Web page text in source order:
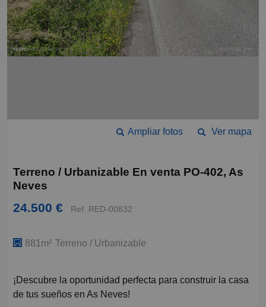
Ver mapa
Ampliar fotos
Terreno / Urbanizable En venta PO-402, As
Neves
24.500 € Ref. RED-00832
881m² Terreno / Urbanizable
¡Descubre la oportunidad perfecta para construir la casa
de tus sueños en As Neves!